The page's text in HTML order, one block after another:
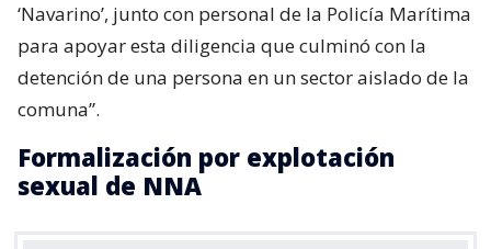
‘Navarino’, junto con personal de la Policía Marítima
para apoyar esta diligencia que culminó con la
detención de una persona en un sector aislado de la
comuna”.
Formalización por explotación
sexual de NNA